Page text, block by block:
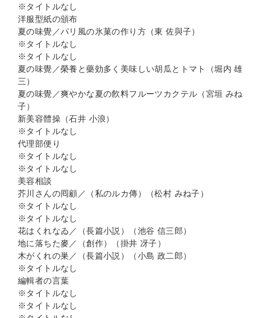
※タイトルなし
洋服型紙の頒布
夏の味覺／パリ風の氷菓の作り方（東 佐與子）
※タイトルなし
※タイトルなし
夏の味覺／榮養と藥効多く美味しい胡瓜とトマト（堀内 雄
三）
夏の味覺／爽やかな夏の飮料フルーツカクテル（宮垣 みね
子）
新美容體操（石井 小浪）
※タイトルなし
代理部便り
※タイトルなし
※タイトルなし
美容相談
芥川さんの囘顧／（私のルカ傳）（松村 みね子）
※タイトルなし
※タイトルなし
花はくれなゐ／（長篇小説）（池谷 信三郎）
地に落ちた麥／（創作）（掛井 冴子）
木がくれの巣／（長篇小説）（小島 政二郎）
※タイトルなし
編輯者の言葉
※タイトルなし
※タイトルなし